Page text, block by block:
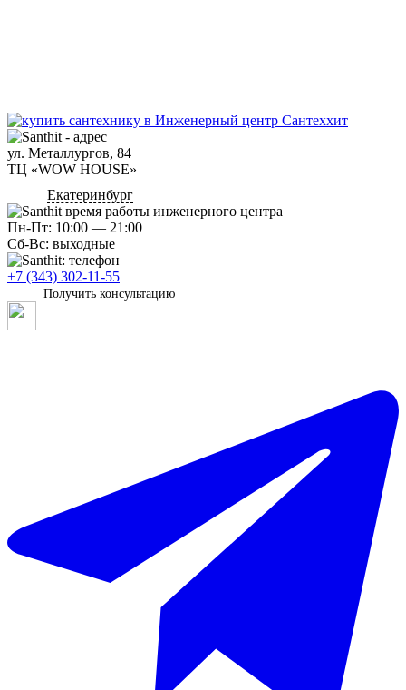
ул. Металлургов, 84
ТЦ «WOW HOUSE»
Екатеринбург
Пн-Пт: 10:00 — 21:00
Сб-Вс: выходные
+7 (343) 302-11-55
Получить консультацию